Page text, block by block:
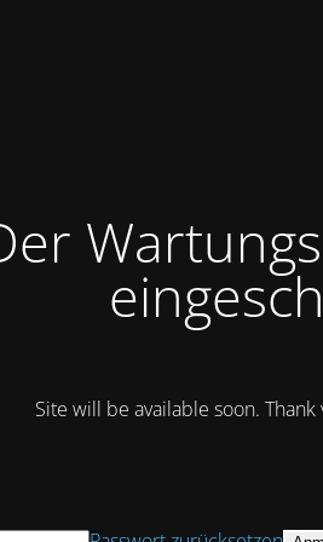
Site will be available soon.